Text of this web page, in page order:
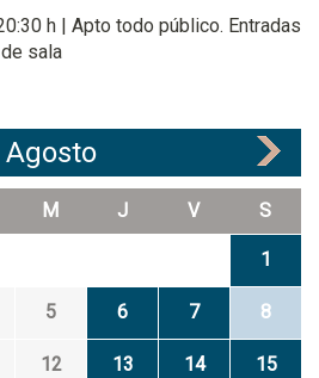
h | Apto todo público. Entradas
sala
Agosto
M J V S
1
5 6 7 8
12 13 14 15